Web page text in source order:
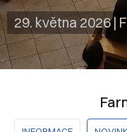
29. května 2026|